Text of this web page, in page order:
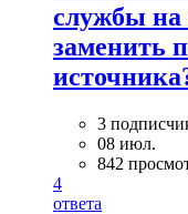
службы на
заменить
3
08 июл.
842
4
ответа